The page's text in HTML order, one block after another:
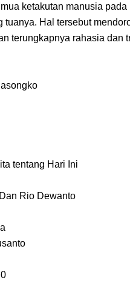
ketakutan manusia
tuanya. Hal tersebut
terungkapnya rahasia dan
tentang Hari Ini
Dan Rio Dewanto